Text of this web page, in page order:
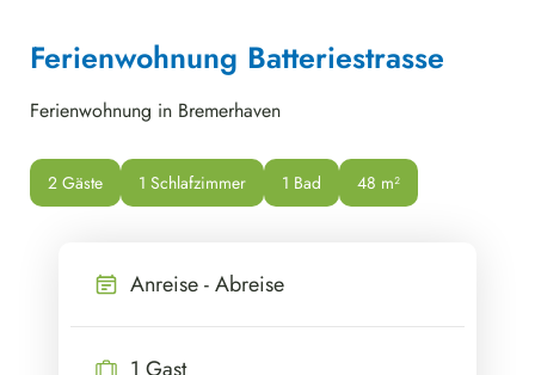
Ferienwohnung Batteriestrasse
Ferienwohnung in Bremerhaven
2 Gäste 1 Schlafzimmer 1 Bad 48 m²